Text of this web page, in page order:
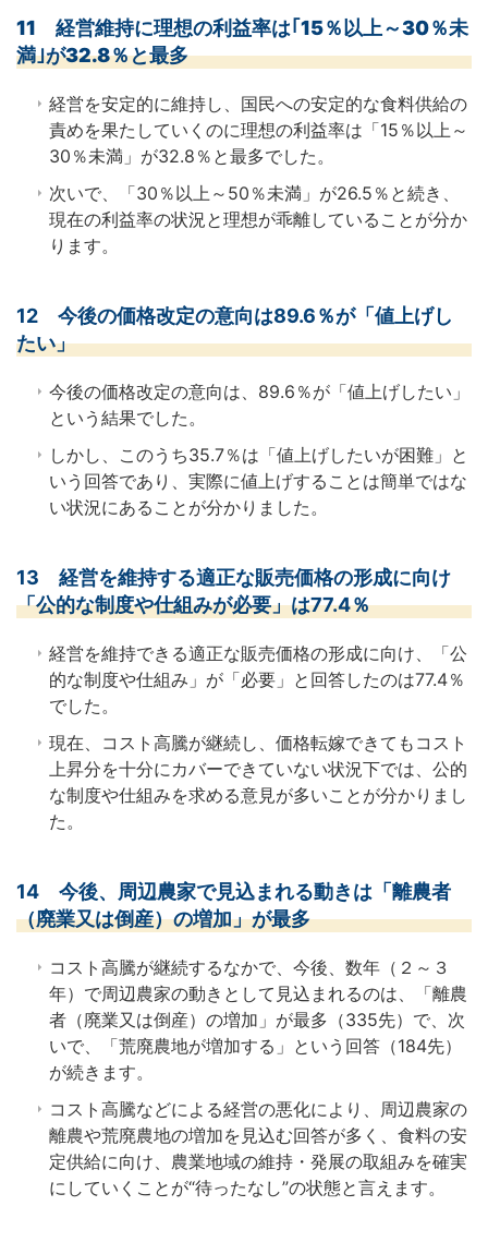
11 経営維持に理想の利益率は｢15％以上～30％未
満｣が32.8％と最多
経営を安定的に維持し、国民への安定的な食料供給の
責めを果たしていくのに理想の利益率は「15％以上～
30％未満」が32.8％と最多でした。
次いで、「30％以上～50％未満」が26.5％と続き、
現在の利益率の状況と理想が乖離していることが分か
ります。
12 今後の価格改定の意向は89.6％が「値上げし
たい」
今後の価格改定の意向は、89.6％が「値上げしたい」
という結果でした。
しかし、このうち35.7％は「値上げしたいが困難」と
いう回答であり、実際に値上げすることは簡単ではな
い状況にあることが分かりました。
13 経営を維持する適正な販売価格の形成に向け
「公的な制度や仕組みが必要」は77.4％
経営を維持できる適正な販売価格の形成に向け、「公
的な制度や仕組み」が「必要」と回答したのは77.4％
でした。
現在、コスト高騰が継続し、価格転嫁できてもコスト
上昇分を十分にカバーできていない状況下では、公的
な制度や仕組みを求める意見が多いことが分かりまし
た。
14 今後、周辺農家で見込まれる動きは「離農者
（廃業又は倒産）の増加」が最多
コスト高騰が継続するなかで、今後、数年（２～３
年）で周辺農家の動きとして見込まれるのは、「離農
者（廃業又は倒産）の増加」が最多（335先）で、次
いで、「荒廃農地が増加する」という回答（184先）
が続きます。
コスト高騰などによる経営の悪化により、周辺農家の
離農や荒廃農地の増加を見込む回答が多く、食料の安
定供給に向け、農業地域の維持・発展の取組みを確実
にしていくことが“待ったなし”の状態と言えます。